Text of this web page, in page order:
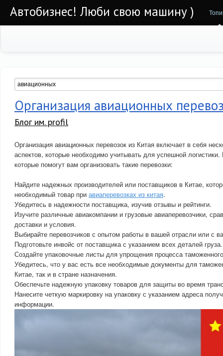
Автобизнес! Люби свою машину )
Организация авиационных
Блог им. profil
Организация авиационных перевозок из Китая включает в себя
аспектов, которые необходимо учитывать для успешной
которые помогут вам организовать такие перевозки:
Найдите надежных производителей или поставщиков в Китае,
необходимый товар при авиаперевозках из китая.
Убедитесь в надежности поставщика, изучив отзывы и рейтинги.
Изучите различные авиакомпании и грузовые авиаперевозчики,
доставки и условия.
Выбирайте перевозчиков с опытом работы в вашей отрасли или с
Подготовьте инвойс от поставщика с указанием всех деталей груза.
Создайте упаковочные листы для упрощения процесса
Убедитесь, что у вас есть все необходимые документы для
Китае, так и в стране назначения.
Обеспечьте надежную упаковку товаров для защиты во время
Нанесите четкую маркировку на упаковку с указанием адреса
информации.